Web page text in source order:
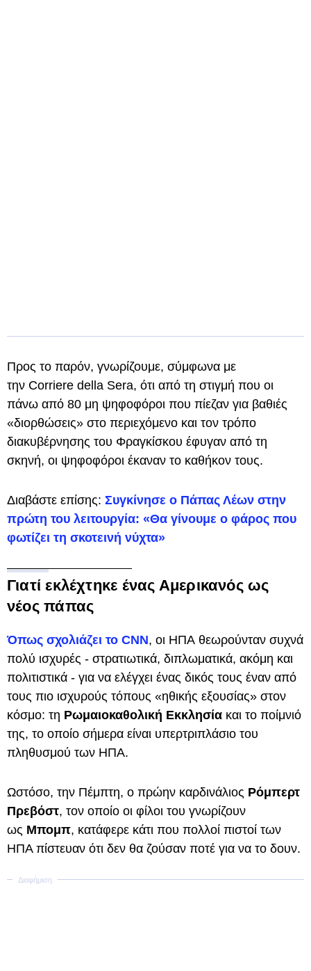
Προς το παρόν, γνωρίζουμε, σύμφωνα με
την Corriere della Sera, ότι από τη στιγμή που οι
πάνω από 80 μη ψηφοφόροι που πίεζαν για βαθιές
«διορθώσεις» στο περιεχόμενο και τον τρόπο
διακυβέρνησης του Φραγκίσκου έφυγαν από τη
σκηνή, οι ψηφοφόροι έκαναν το καθήκον τους.
Διαβάστε επίσης: Συγκίνησε ο Πάπας Λέων στην
πρώτη του λειτουργία: «Θα γίνουμε ο φάρος που
φωτίζει τη σκοτεινή νύχτα»
Γιατί εκλέχτηκε ένας Αμερικανός ως
νέος πάπας
Όπως σχολιάζει το CNN, οι ΗΠΑ θεωρούνταν συχνά
πολύ ισχυρές - στρατιωτικά, διπλωματικά, ακόμη και
πολιτιστικά - για να ελέγχει ένας δικός τους έναν από
τους πιο ισχυρούς τόπους «ηθικής εξουσίας» στον
κόσμο: τη Ρωμαιοκαθολική Εκκλησία και το ποίμνιό
της, το οποίο σήμερα είναι υπερτριπλάσιο του
πληθυσμού των ΗΠΑ.
Ωστόσο, την Πέμπτη, ο πρώην καρδινάλιος Ρόμπερτ
Πρεβόστ, τον οποίο οι φίλοι του γνωρίζουν
ως Μπομπ, κατάφερε κάτι που πολλοί πιστοί των
ΗΠΑ πίστευαν ότι δεν θα ζούσαν ποτέ για να το δουν.